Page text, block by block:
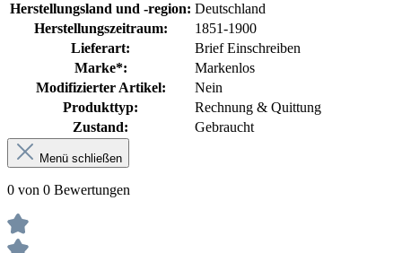
Herstellungsland und -region: Deutschland
Herstellungszeitraum:
1851-1900
Lieferart:
Brief Einschreiben
Marke*:
Markenlos
Modifizierter Artikel:
Nein
Produkttyp:
Rechnung & Quittung
Zustand:
Gebraucht
Menü schließen
0 von 0 Bewertungen